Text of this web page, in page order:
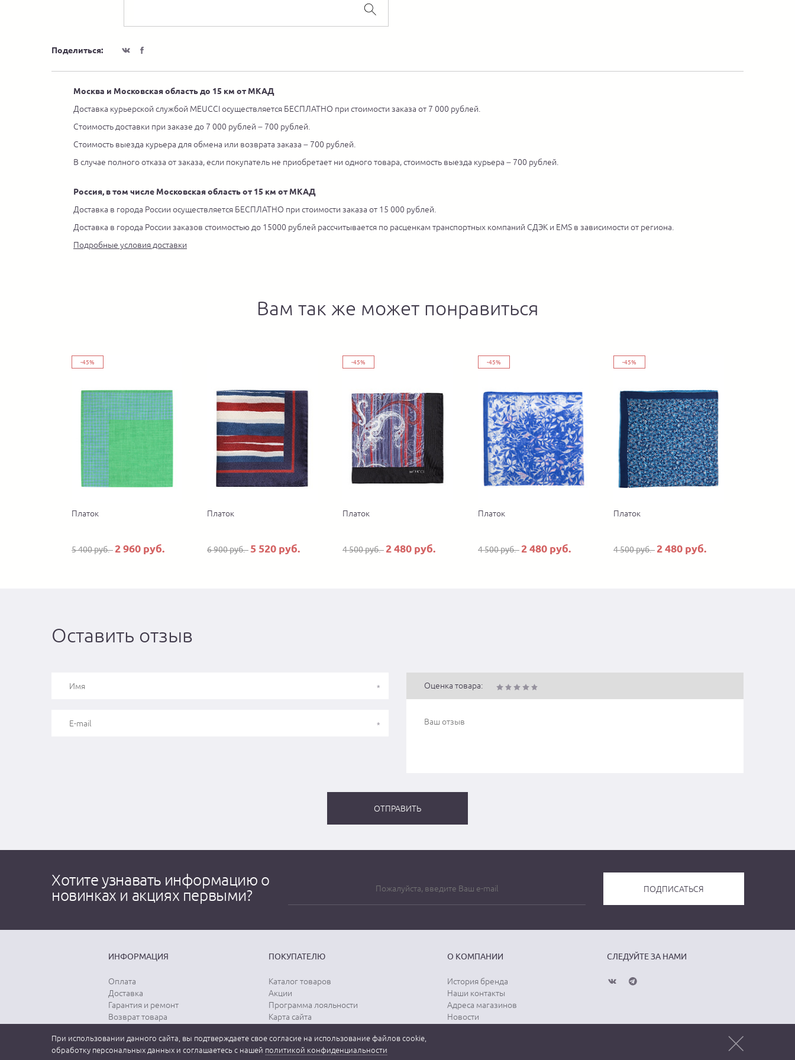
Поделиться:
Москва и Московская область до 15 км от МКАД
Доставка курьерской службой MEUCCI осуществляется БЕСПЛАТНО при стоимости заказа от 7 000 рублей.
Стоимость доставки при заказе до 7 000 рублей – 700 рублей.
Стоимость выезда курьера для обмена или возврата заказа – 700 рублей.
В случае полного отказа от заказа, если покупатель не приобретает ни одного товара, стоимость выезда курьера – 700 рублей.
Россия, в том числе Московская область от 15 км от МКАД
Доставка в города России осуществляется БЕСПЛАТНО при стоимости заказа от 15 000 рублей.
Доставка в города России заказов стоимостью до 15000 рублей рассчитывается по расценкам транспортных компаний СДЭК и EMS в зависимости от региона.
Подробные условия доставки
Вам так же может понравиться
-45%
Платок
5 400 руб. 2 960 руб.
Платок
6 900 руб. 5 520 руб.
-45%
Платок
4 500 руб. 2 480 руб.
-45%
Платок
4 500 руб. 2 480 руб.
-45%
Платок
4 500 руб. 2 480 руб.
Оставить отзыв
Оценка товара:
Хотите узнавать информацию о
новинках и акциях первыми?
ИНФОРМАЦИЯ
Оплата
Доставка
Гарантия и ремонт
Возврат товара
Уход за одеждой
ПОКУПАТЕЛЮ
Каталог товаров
Акции
Программа лояльности
Карта сайта
Отзывы о товарах
О КОМПАНИИ
История бренда
Наши контакты
Адреса магазинов
Новости
СЛЕДУЙТЕ ЗА НАМИ
При использовании данного сайта, вы подтверждаете свое согласие на использование файлов cookie,
обработку персональных данных и соглашаетесь с нашей политикой конфиденциальности